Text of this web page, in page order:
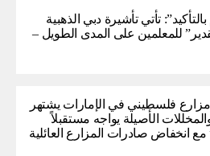
تأتي تأشيرة دبي الذهبية
للمعلمين على المدى الطويل –
مزارع فلسطيني في الإمارات يشتهر
الأصيلة يواجه مستقبلاً
انخفاض صادرات المزارع العائلية